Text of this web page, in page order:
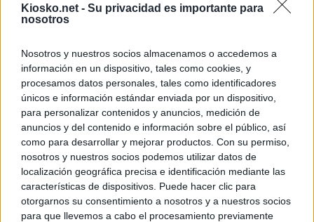
Kiosko.net - Su privacidad es importante para
nosotros
Nosotros y nuestros socios almacenamos o accedemos a
información en un dispositivo, tales como cookies, y
procesamos datos personales, tales como identificadores
únicos e información estándar enviada por un dispositivo,
para personalizar contenidos y anuncios, medición de
anuncios y del contenido e información sobre el público, así
como para desarrollar y mejorar productos. Con su permiso,
nosotros y nuestros socios podemos utilizar datos de
localización geográfica precisa e identificación mediante las
características de dispositivos. Puede hacer clic para
otorgarnos su consentimiento a nosotros y a nuestros socios
para que llevemos a cabo el procesamiento previamente